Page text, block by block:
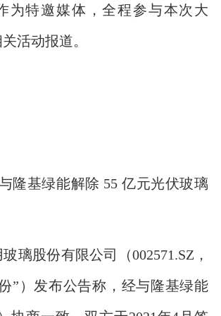
为特邀媒体，全程参与本次大
活动报道。
隆基绿能解除 55 亿元光伏玻璃
璃股份有限公司（002571.SZ，
”）发布公告称，经与隆基绿能